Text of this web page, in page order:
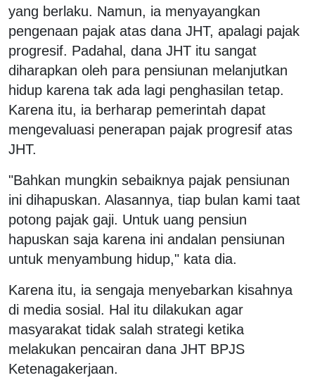
yang berlaku. Namun, ia menyayangkan
pengenaan pajak atas dana JHT, apalagi pajak
progresif. Padahal, dana JHT itu sangat
diharapkan oleh para pensiunan melanjutkan
hidup karena tak ada lagi penghasilan tetap.
Karena itu, ia berharap pemerintah dapat
mengevaluasi penerapan pajak progresif atas
JHT.
"Bahkan mungkin sebaiknya pajak pensiunan
ini dihapuskan. Alasannya, tiap bulan kami taat
potong pajak gaji. Untuk uang pensiun
hapuskan saja karena ini andalan pensiunan
untuk menyambung hidup," kata dia.
Karena itu, ia sengaja menyebarkan kisahnya
di media sosial. Hal itu dilakukan agar
masyarakat tidak salah strategi ketika
melakukan pencairan dana JHT BPJS
Ketenagakerjaan.